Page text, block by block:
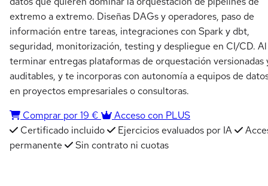
extremo a extremo. Diseñas DAGs y operadores, paso de
información entre tareas, integraciones con Spark y dbt,
seguridad, monitorización, testing y despliegue en CI/CD. Al
terminar entregas plataformas de orquestación versionadas
auditables, y te incorporas con autonomía a equipos de
en proyectos empresariales o consultoras.
Comprar por 19 €
Acceso con PLUS
Certificado incluido
Ejercicios evaluados por IA
permanente
Sin contrato ni cuotas